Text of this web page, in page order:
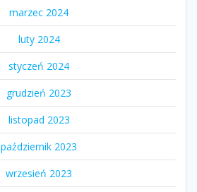
marzec 2024
luty 2024
styczeń 2024
grudzień 2023
listopad 2023
październik 2023
wrzesień 2023